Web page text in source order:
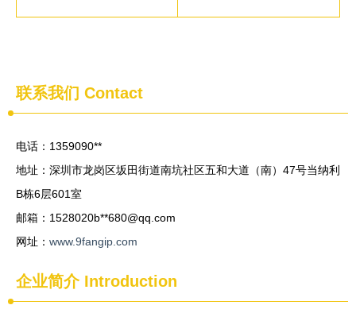
联系我们 Contact
电话：1359090**
地址：深圳市龙岗区坂田街道南坑社区五和大道（南）47号当纳利
B栋6层601室
邮箱：1528020b**680@qq.com
网址： www.9fangip.com
企业简介Introduction